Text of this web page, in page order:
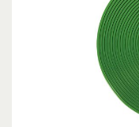
Voor het
gebruikt. Water
zich soms
sproeimondjes.
kunststof zijn
met je vinger
opgevangen in